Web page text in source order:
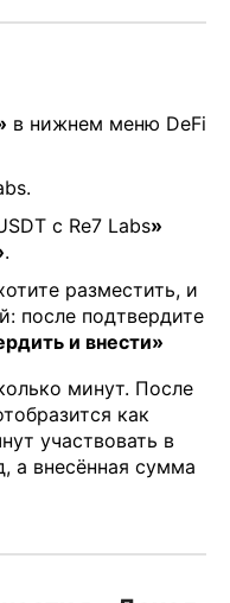
в нижнем меню DeFi
с Re7 Labs»
.
разместить, и
после подтвердите
и внести»
минут. После
как
участвовать в
а внесённая сумма